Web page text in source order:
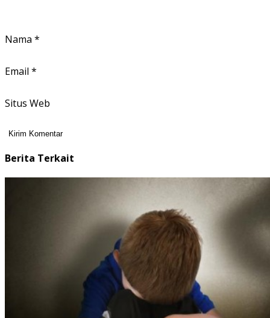
Nama *
Email *
Situs Web
Berita Terkait